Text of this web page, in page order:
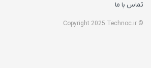
تماس با ما
© Copyright 2025 Technoc.ir